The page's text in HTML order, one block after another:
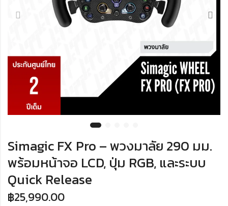
Simagic FX Pro – พวงมาลัย 290 มม.
พร้อมหน้าจอ LCD, ปุ่ม RGB, และระบบ
Quick Release
฿25,990.00